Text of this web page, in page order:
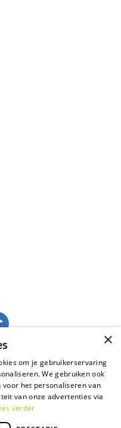
×
om je gebruikerservaring
We gebruiken ook
het personaliseren van
van onze advertenties via
verder